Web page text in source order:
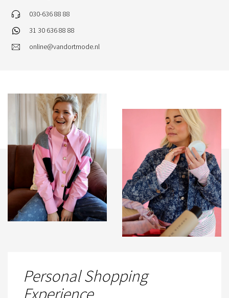
030-636 88 88
31 30 636 88 88
online@vandortmode.nl
Personal Shopping
Experience